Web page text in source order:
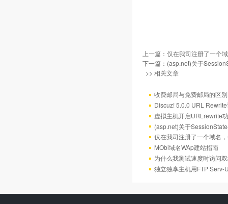
上一篇： 仅在我司注册了一个
下一篇： (asp.net)关于
>> 相关文章
收费邮局与免费邮局的区别
Discuz! 5.0.0 URL
虚拟主机开启URLrewrite
(asp.net)关于
仅在我司注册了一个域名
MObi域名WAp建站指南
为什么我测试速度时访问
独立独享主机用FTP Serv-